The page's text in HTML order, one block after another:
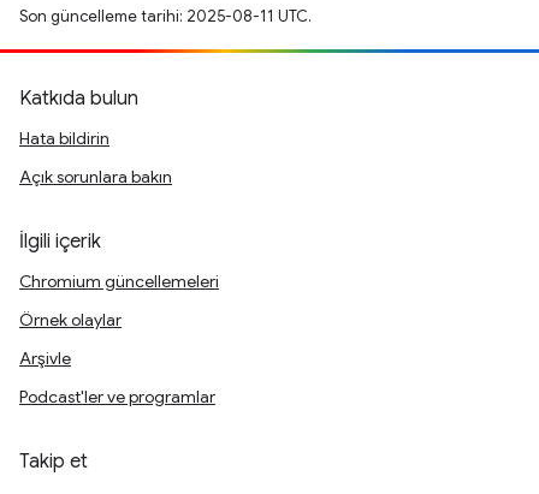
Son güncelleme tarihi: 2025-08-11 UTC.
Katkıda bulun
Hata bildirin
Açık sorunlara bakın
İlgili içerik
Chromium güncellemeleri
Örnek olaylar
Arşivle
Podcast'ler ve programlar
Takip et